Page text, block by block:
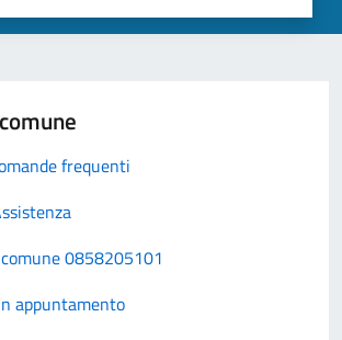
frequenti
0858205101
appuntamento